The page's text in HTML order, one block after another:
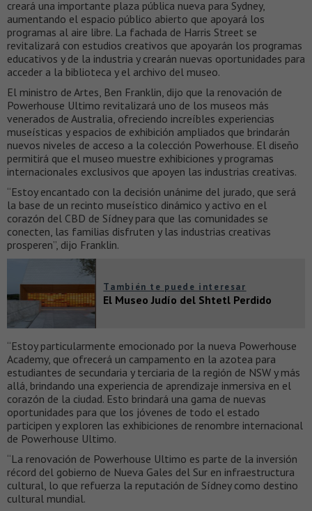
creará una importante plaza pública nueva para Sydney,
aumentando el espacio público abierto que apoyará los
programas al aire libre. La fachada de Harris Street se
revitalizará con estudios creativos que apoyarán los programas
educativos y de la industria y crearán nuevas oportunidades para
acceder a la biblioteca y el archivo del museo.
El ministro de Artes, Ben Franklin, dijo que la renovación de
Powerhouse Ultimo revitalizará uno de los museos más
venerados de Australia, ofreciendo increíbles experiencias
museísticas y espacios de exhibición ampliados que brindarán
nuevos niveles de acceso a la colección Powerhouse. El diseño
permitirá que el museo muestre exhibiciones y programas
internacionales exclusivos que apoyen las industrias creativas.
“Estoy encantado con la decisión unánime del jurado, que será
la base de un recinto museístico dinámico y activo en el
corazón del CBD de Sídney para que las comunidades se
conecten, las familias disfruten y las industrias creativas
prosperen”, dijo Franklin.
También te puede interesar
El Museo Judío del Shtetl Perdido
“Estoy particularmente emocionado por la nueva Powerhouse
Academy, que ofrecerá un campamento en la azotea para
estudiantes de secundaria y terciaria de la región de NSW y más
allá, brindando una experiencia de aprendizaje inmersiva en el
corazón de la ciudad. Esto brindará una gama de nuevas
oportunidades para que los jóvenes de todo el estado
participen y exploren las exhibiciones de renombre internacional
de Powerhouse Ultimo.
“La renovación de Powerhouse Ultimo es parte de la inversión
récord del gobierno de Nueva Gales del Sur en infraestructura
cultural, lo que refuerza la reputación de Sídney como destino
cultural mundial.